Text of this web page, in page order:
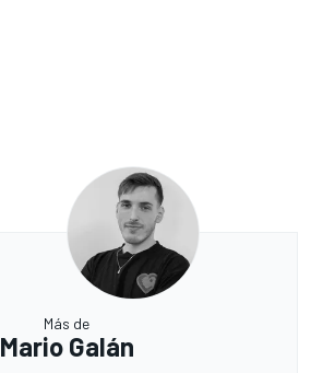
Más de
Mario Galán